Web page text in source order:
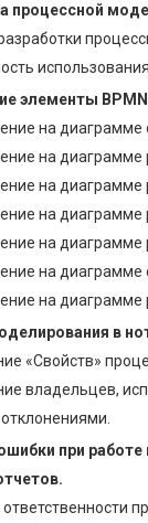
процессной
элементы
на диаграмме
на диаграмме
на диаграмме
на диаграмме
на диаграмме
на диаграмме
на диаграмме
в
«Свойств»
владельцев,
при работе